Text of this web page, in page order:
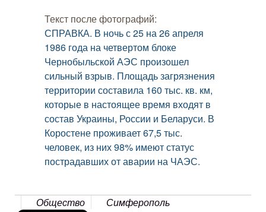
Текст после фотографий:
СПРАВКА. В ночь с 25 на 26 апреля
1986 года на четвертом блоке
Чернобыльской АЭС произошел
сильный взрыв. Площадь загрязнения
территории составила 160 тыс. кв. км,
которые в настоящее время входят в
состав Украины, России и Беларуси. В
Коростене проживает 67,5 тыс.
человек, из них 98% имеют статус
пострадавших от аварии на ЧАЭС.
Общество Симферополь